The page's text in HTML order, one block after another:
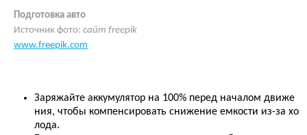
Подготовка авто
Источник фото: сайт freepik
www.freepik.com
Заряжайте аккумулятор на 100% перед началом движе
ния, чтобы компенсировать снижение емкости из-за хо
лода.